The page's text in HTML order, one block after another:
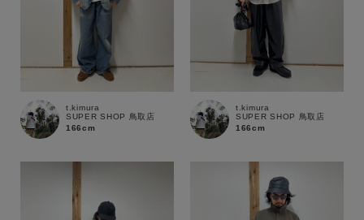
t.kimura
SUPER SHOP 鳥取店
166cm
t.kimura
SUPER SHOP 鳥取店
166cm